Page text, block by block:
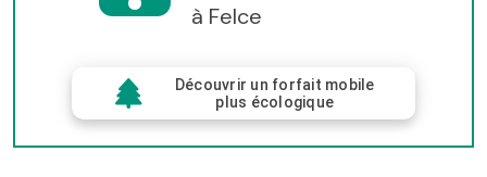
à Felce
Découvrir un forfait mobile
plus écologique